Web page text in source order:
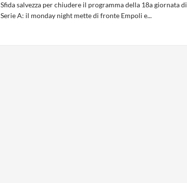
Sfida salvezza per chiudere il programma della 18a giornata di
Serie A: il monday night mette di fronte Empoli e...